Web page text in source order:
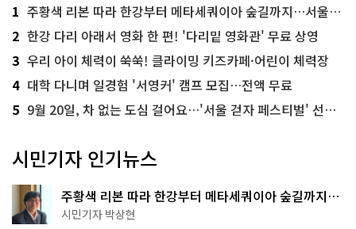
1 주황색 리본 따라 한강부터 메타세쿼이아 숲길까지…서울둘레길 15코스
2 한강 다리 아래서 영화 한 편! '다리밑 영화관' 무료 상영
3 우리 아이 체력이 쑥쑥! 클라이밍 키즈카페·어린이 체력장
4 대학 다니며 일경험 '서영커' 캠프 모집…전액 무료
5 9월 20일, 차 없는 도심 걸어요…'서울 걷자 페스티벌' 선착순 5천명
시민기자 인기뉴스
주황색 리본 따라 한강부터 메타세쿼이아 숲길까지…
서울둘레길 15코스
시민기자 박상현